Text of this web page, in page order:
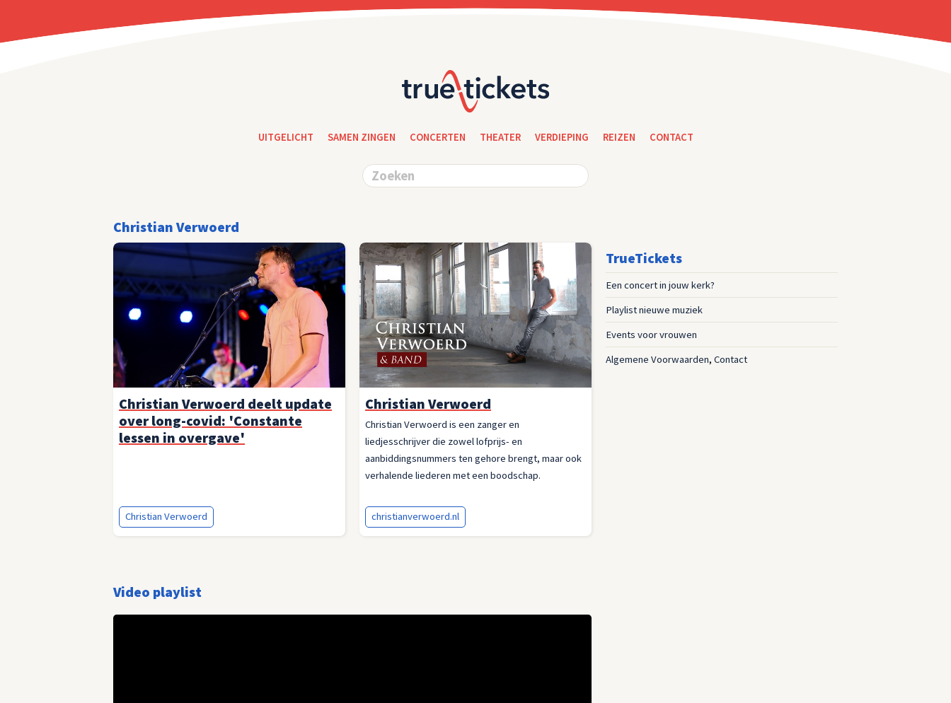
UITGELICHT SAMEN ZINGEN CONCERTEN THEATER VERDIEPING REIZEN CONTACT
Christian Verwoerd
Christian Verwoerd deelt update
over long-covid: 'Constante
lessen in overgave'
Christian Verwoerd
Christian Verwoerd
Christian Verwoerd is een zanger en
liedjesschrijver die zowel lofprijs- en
aanbiddingsnummers ten gehore brengt, maar ook
verhalende liederen met een boodschap.
christianverwoerd.nl
Video playlist
TrueTickets
Een concert in jouw kerk?
Playlist nieuwe muziek
Events voor vrouwen
Algemene Voorwaarden,Contact